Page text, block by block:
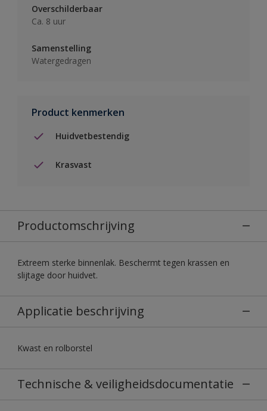
Overschilderbaar
Ca. 8 uur
Samenstelling
Watergedragen
Product kenmerken
Huidvetbestendig
Krasvast
Productomschrijving
Extreem sterke binnenlak. Beschermt tegen krassen en
slijtage door huidvet.
Applicatie beschrijving
Kwast en rolborstel
Technische & veiligheidsdocumentatie